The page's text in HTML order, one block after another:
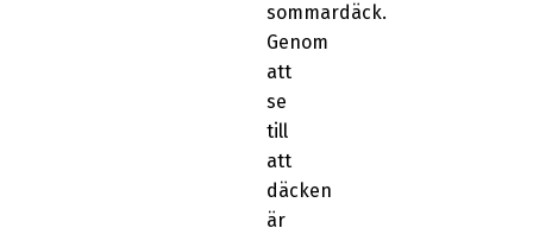
sommardäck.
Genom
att
se
till
att
däcken
är